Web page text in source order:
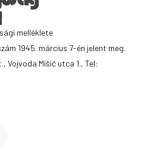
melléklete
1945. március 7-én jelent meg.
Vojvoda Mišić utca 1., Tel: